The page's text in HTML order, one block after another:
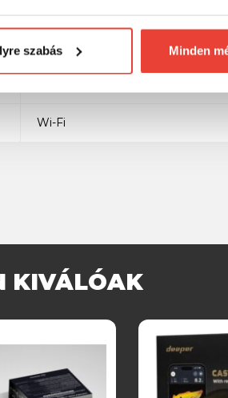
szabás Minden
Igen
Hagyományos: 50/77/200 kHz;
Wi-Fi
KIVÁLÓAK